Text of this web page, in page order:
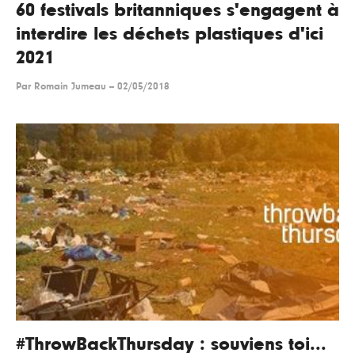
60 festivals britanniques s'engagent à
interdire les déchets plastiques d'ici
2021
Par Romain Jumeau -- 02/05/2018
#ThrowBackThursday : souviens toi...